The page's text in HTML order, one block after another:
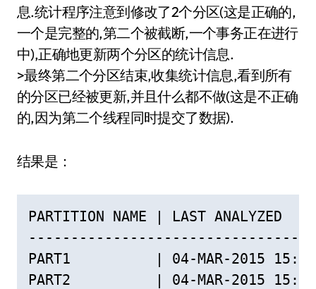
息.统计程序注意到修改了2个分区(这是正确的,
一个是完整的,第二个被截断,一个事务正在进行
中),正确地更新两个分区的统计信息.
>最终第二个分区结束,收集统计信息,看到所有
的分区已经被更新,并且什么都不做(这是不正确
的,因为第二个线程同时提交了数据).
结果是：
PARTITION NAME | LAST ANALYZED
PART1          | 04-MAR-2015
PART2          | 04-MAR-2015